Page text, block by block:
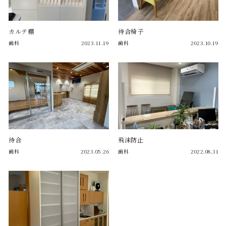
カルテ棚
歯科 2023.11.19
待合椅子
歯科 2023.10.19
待合
歯科 2023.05.26
飛沫防止
歯科 2022.08.31